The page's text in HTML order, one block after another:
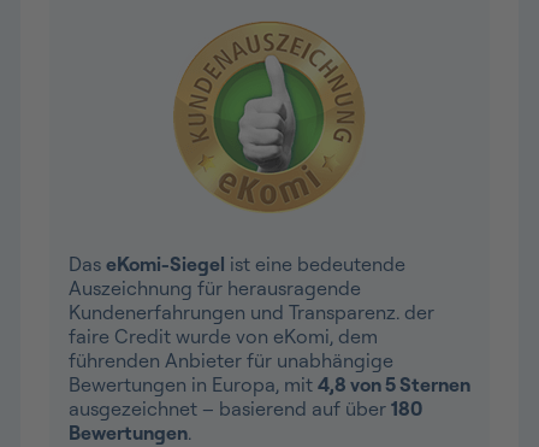
Das eKomi-Siegel ist eine bedeutende
Auszeichnung für herausragende
Kundenerfahrungen und Transparenz. der
faire Credit wurde von eKomi, dem
führenden Anbieter für unabhängige
Bewertungen in Europa, mit 4,8 von 5 Sternen
ausgezeichnet – basierend auf über 180
Bewertungen.